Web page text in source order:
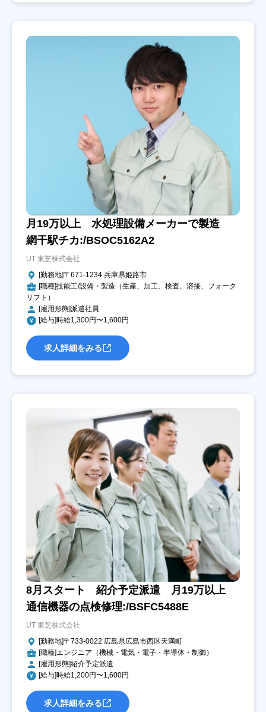
月19万以上 水処理設備メーカーで製造
網干駅チカ:/BSOC5162A2
UT 東芝株式会社
[勤務地]〒671-1234 兵庫県姫路市
[職種]技能工/設備・製造（生産、加工、検査、溶接、フォーク
リフト）
[雇用形態]派遣社員
[給与]時給1,300円〜1,600円
求人詳細をみる
8月スタート 紹介予定派遣 月19万以上
通信機器の点検修理:/BSFC5488E
UT 東芝株式会社
[勤務地]〒733-0022 広島県広島市西区天満町
[職種]エンジニア（機械・電気・電子・半導体・制御）
[雇用形態]紹介予定派遣
[給与]時給1,200円〜1,600円
求人詳細をみる